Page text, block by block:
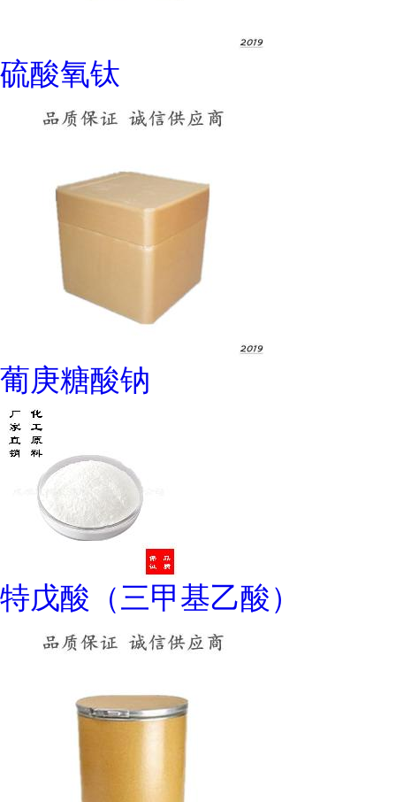
硫酸氧钛
葡庚糖酸钠
特戊酸（三甲基乙酸）